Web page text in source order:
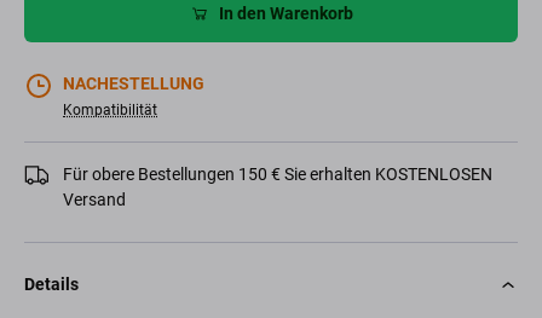
In den Warenkorb
NACHESTELLUNG
Kompatibilität
Für obere Bestellungen 150 € Sie erhalten KOSTENLOSEN
Versand
Details